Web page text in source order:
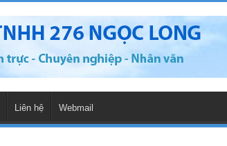
Liên hệ Webmail